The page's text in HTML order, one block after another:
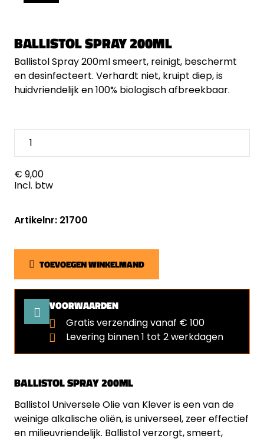
BALLISTOL SPRAY 200ML
Ballistol Universele Olie van Klever is een van de
weinige alkalische oliën, is universeel, zeer effectief
en milieuvriendelijk. Ballistol verzorgt, smeert,
BALLISTOL SPRAY 200ML
Ballistol Spray 200ml smeert, reinigt, beschermt
en desinfecteert. Verhardt niet, kruipt diep, is
huidvriendelijk en 100% biologisch afbreekbaar.
€ 9,00
Incl. btw
Artikelnr: 21700
TOEVOEGEN WINKELMAND
VOORWAARDEN
Gratis verzending vanaf € 100
Levering binnen 1 tot 2 werkdagen